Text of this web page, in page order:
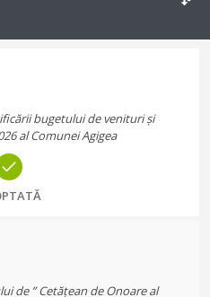
bugetului de venituri și
al Comunei Agigea
de ” Cetățean de Onoare al